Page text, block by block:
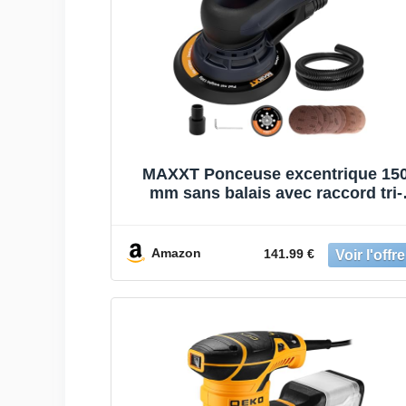
MAXXT Ponceuse excentrique
mm sans balais avec raccord tri-
réglables, 10 papiers abrasifs et 5
Amazon 141.99 €